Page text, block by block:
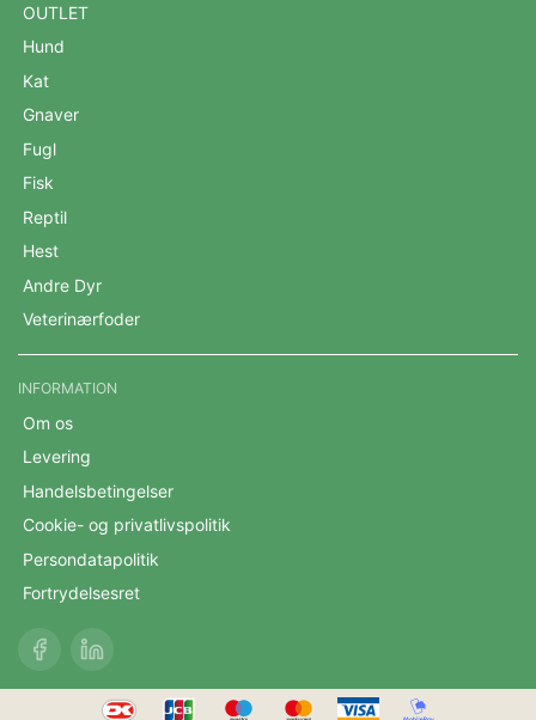
OUTLET
Hund
Kat
Gnaver
Fugl
Fisk
Reptil
Hest
Andre Dyr
Veterinærfoder
INFORMATION
Om os
Levering
Handelsbetingelser
Cookie- og privatlivspolitik
Persondatapolitik
Fortrydelsesret